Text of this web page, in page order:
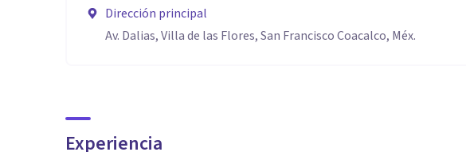
Dirección principal
Av. Dalias, Villa de las Flores, San Francisco Coacalco, Méx.
Experiencia